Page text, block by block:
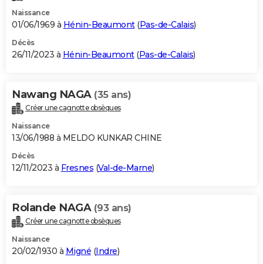
Naissance
01/06/1969 à Hénin-Beaumont(Pas-de-Calais)
Décès
26/11/2023 à Hénin-Beaumont(Pas-de-Calais)
Nawang NAGA (35 ans)
Créer une cagnotte obsèques
Naissance
13/06/1988 à MELDO KUNKAR CHINE
Décès
12/11/2023 à Fresnes (Val-de-Marne)
Rolande NAGA (93 ans)
Créer une cagnotte obsèques
Naissance
20/02/1930 à Migné (Indre)